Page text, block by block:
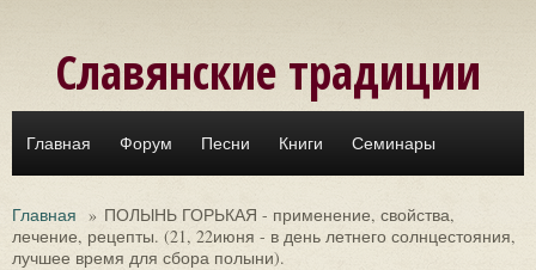
Славянские традиции
Главная Форум Песни Книги Семинары
Главная » ПОЛЫНЬ ГОРЬКАЯ - применение, свойства,
лечение, рецепты. (21, 22июня - в день летнего солнцестояния,
лучшее время для сбора полыни).